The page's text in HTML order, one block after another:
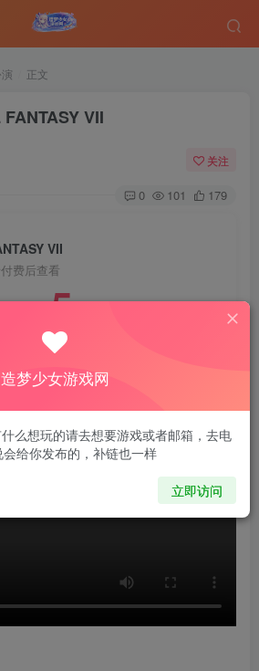
正文
VII
关注
0 101 179
VII
费后查看
5
造梦少女游戏网
么想玩的请去想要游戏或者邮箱，去电
给你发布的，补链也一样
立即访问